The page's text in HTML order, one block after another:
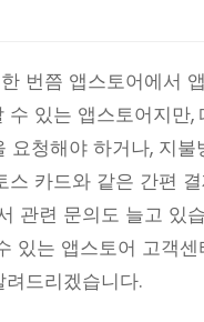
번쯤 앱스토어에서
있는 앱스토어지만
요청해야 하거나, 지
스 카드와 같은 간편
관련 문의도 늘고 있
있는 앱스토어 고객
드리겠습니다.